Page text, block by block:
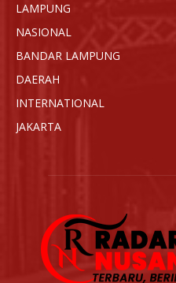
LAMPUNG
NASIONAL
BANDAR LAMPUNG
DAERAH
INTERNATIONAL
JAKARTA